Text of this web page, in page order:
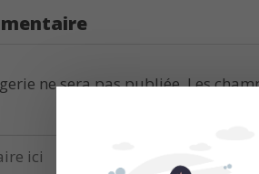
ne sera pas publiée.Les